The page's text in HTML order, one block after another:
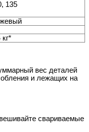
135
вес деталей
и лежащих на
свариваемые